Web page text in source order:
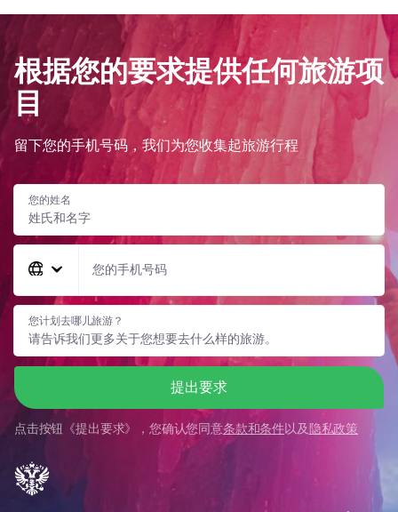
根据您的要求提供任何旅游项
目
留下您的手机号码，我们为您收集起旅游行程
您的姓名
您的手机号码
您计划去哪儿旅游？
提出要求
点击按钮《提出要求》，您确认您同意条款和条件以及 隐私政策